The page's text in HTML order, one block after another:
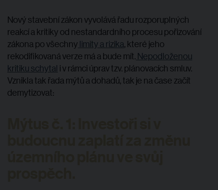
Nový stavební zákon vyvolává řadu rozporuplných
reakcí a kritiky od nestandardního procesu pořizování
zákona po všechny limity a rizika, které jeho
rekodifikovaná verze má a bude mít. Nepodloženou
kritiku schytal i v rámci úprav tzv. plánovacích smluv.
Vznikla tak řada mýtů a dohadů, tak je na čase začít
demytizovat: